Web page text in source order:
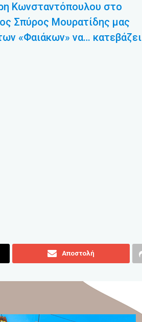
Κωνσταντόπουλου στο
Σπύρος Μουρατίδης μας
«Φαιάκων» να… κατεβάζει
Αποστολή